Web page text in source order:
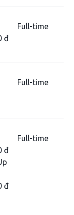
đ
Full-time
Full-time
đ
đ
Full-time